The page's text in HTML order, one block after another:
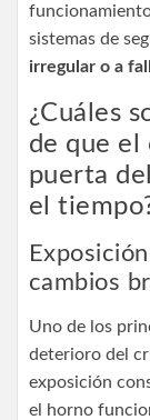
sistemas de
irregular o a
¿Cuáles
de que
puerta
el
cambios
Uno de los
deterioro del
exposición
el horno